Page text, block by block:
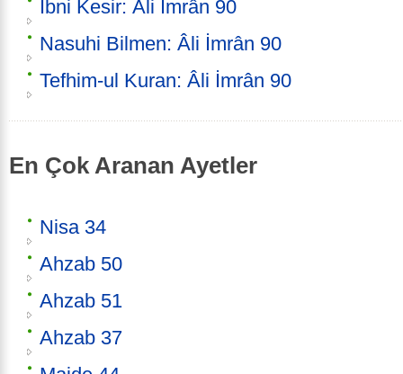
İbni Kesir: Âli İmrân 90
Nasuhi Bilmen: Âli İmrân 90
Tefhim-ul Kuran: Âli İmrân 90
En Çok Aranan Ayetler
Nisa 34
Ahzab 50
Ahzab 51
Ahzab 37